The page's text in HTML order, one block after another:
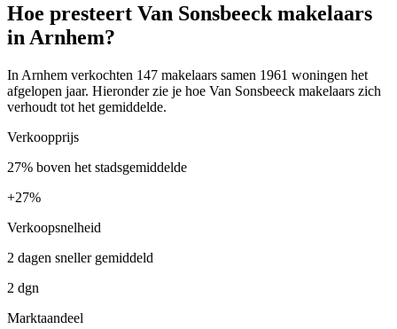
Hoe presteert Van Sonsbeeck makelaars
in Arnhem?
In Arnhem verkochten 147 makelaars samen 1961 woningen het
afgelopen jaar. Hieronder zie je hoe Van Sonsbeeck makelaars zich
verhoudt tot het gemiddelde.
Verkoopprijs
27% boven het stadsgemiddelde
+27%
Verkoopsnelheid
2 dagen sneller gemiddeld
2 dgn
Marktaandeel